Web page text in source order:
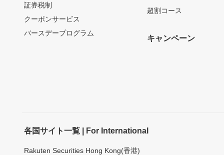
証券税制
クーポンサービス
バースデープログラム
超割コース
キャンペーン
各国サイト一覧 | For International
Rakuten Securities Hong Kong(香港)